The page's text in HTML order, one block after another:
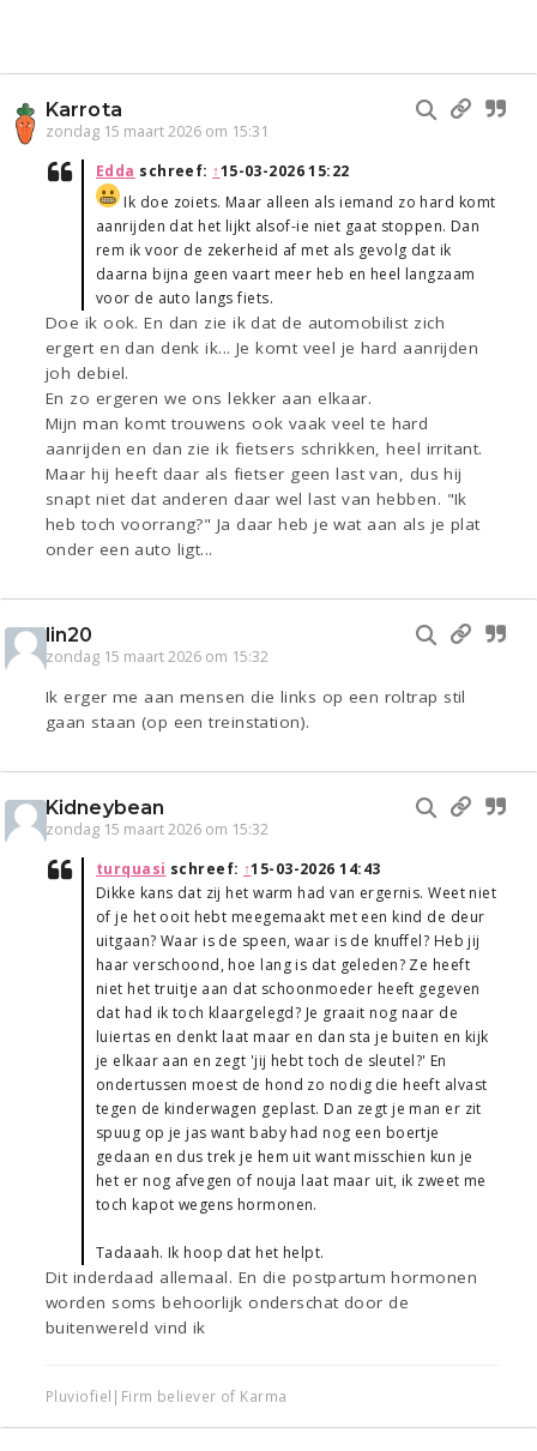
Karrota
zondag 15 maart 2026 om 15:31
Edda schreef: ↑15-03-2026 15:22
Ik doe zoiets. Maar alleen als iemand zo hard komt
aanrijden dat het lijkt alsof-ie niet gaat stoppen. Dan
rem ik voor de zekerheid af met als gevolg dat ik
daarna bijna geen vaart meer heb en heel langzaam
voor de auto langs fiets.
Doe ik ook. En dan zie ik dat de automobilist zich
ergert en dan denk ik... Je komt veel je hard aanrijden
joh debiel.
En zo ergeren we ons lekker aan elkaar.
Mijn man komt trouwens ook vaak veel te hard
aanrijden en dan zie ik fietsers schrikken, heel irritant.
Maar hij heeft daar als fietser geen last van, dus hij
snapt niet dat anderen daar wel last van hebben. "Ik
heb toch voorrang?" Ja daar heb je wat aan als je plat
onder een auto ligt...
lin20
zondag 15 maart 2026 om 15:32
Ik erger me aan mensen die links op een roltrap stil
gaan staan (op een treinstation).
Kidneybean
zondag 15 maart 2026 om 15:32
turquasi schreef: ↑15-03-2026 14:43
Dikke kans dat zij het warm had van ergernis. Weet niet
of je het ooit hebt meegemaakt met een kind de deur
uitgaan? Waar is de speen, waar is de knuffel? Heb jij
haar verschoond, hoe lang is dat geleden? Ze heeft
niet het truitje aan dat schoonmoeder heeft gegeven
dat had ik toch klaargelegd? Je graait nog naar de
luiertas en denkt laat maar en dan sta je buiten en kijk
je elkaar aan en zegt 'jij hebt toch de sleutel?' En
ondertussen moest de hond zo nodig die heeft alvast
tegen de kinderwagen geplast. Dan zegt je man er zit
spuug op je jas want baby had nog een boertje
gedaan en dus trek je hem uit want misschien kun je
het er nog afvegen of nouja laat maar uit, ik zweet me
toch kapot wegens hormonen.
Tadaaah. Ik hoop dat het helpt.
Dit inderdaad allemaal. En die postpartum hormonen
worden soms behoorlijk onderschat door de
buitenwereld vind ik
Pluviofiel|Firm believer of Karma